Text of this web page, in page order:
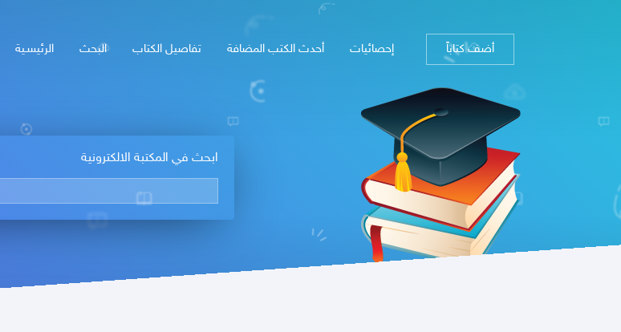
الرئيسـية البحث تفاصيل الكتاب أحدث الكتب المضافة إحصائيات أضف كتاباً
ابحث في المكتبة الالكترونية